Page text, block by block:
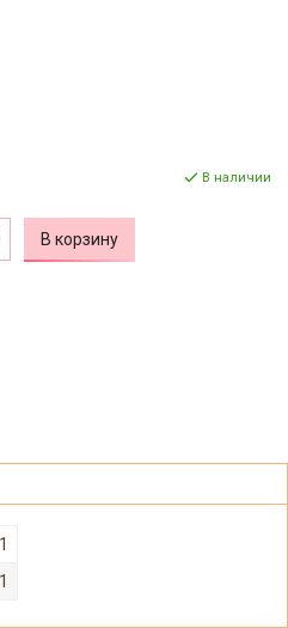
В наличии
В корзину
1
1